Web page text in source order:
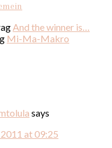
And the winner is…
Mi-Ma-Makro
says
at 09:25